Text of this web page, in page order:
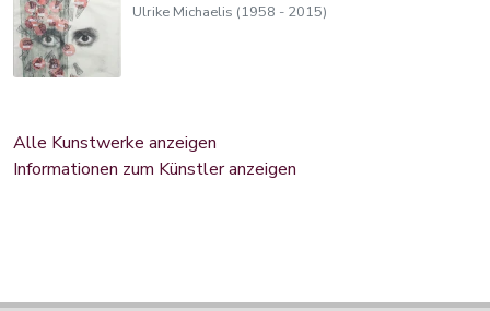
Ulrike Michaelis (1958 - 2015)
Alle Kunstwerke anzeigen
Informationen zum Künstler anzeigen